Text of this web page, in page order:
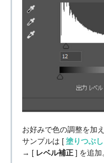
お好みで色の調整を加え
サンプルは [ 塗りつぶ
→ [ レベル補正] を追加